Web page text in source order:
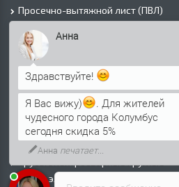
Просечно-вытяжной лист (ПВЛ)
Лист оцинкованный
Трубы
Трубы горячедеформированные
Труба холоднодеформированная
Трубы ВГП (Водогазопроводные)
Трубы ВГП оцинкованные
Трубы электросварные квадратные
Анна
Здравствуйте!
Я Вас вижу)
. Для жителей
чудесного города Колумбус
сегодня скидка 5%
Анна печатает...